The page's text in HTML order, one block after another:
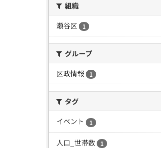
組織
瀬谷区
1
グループ
区政情報
1
タグ
イベント
1
人口_世帯数 1